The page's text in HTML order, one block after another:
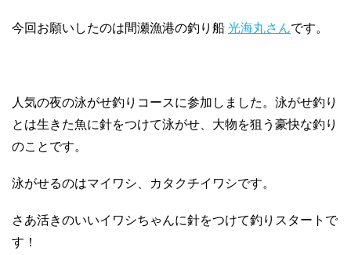
今回お願いしたのは間瀬漁港の釣り船 光海丸さんです。
人気の夜の泳がせ釣りコースに参加しました。泳がせ釣り
とは生きた魚に針をつけて泳がせ、大物を狙う豪快な釣り
のことです。
泳がせるのはマイワシ、カタクチイワシです。
さあ活きのいいイワシちゃんに針をつけて釣りスタートで
す！